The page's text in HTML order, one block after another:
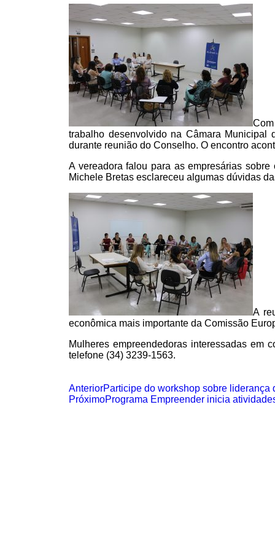
trabalho desenvolvido na Câmara Municipal
durante reunião do Conselho. O encontro
A vereadora falou para as empresárias
Michele Bretas esclareceu algumas dúvidas
A
econômica mais importante da Comissão
Mulheres empreendedoras interessadas em
telefone (34) 3239-1563.
AnteriorParticipe do workshop sobre liderança
PróximoPrograma Empreender inicia